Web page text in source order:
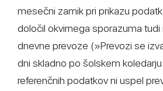
mesečni zamik pri prikazu
določil okvirnega sporazuma tudi
dnevne prevoze (»Prevozi se
dni skladno po šolskem
referenčnih podatkov ni uspel